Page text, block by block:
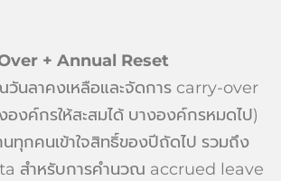
+ Annual Reset
นลาคงเหลือและจัดการ carry-over
งค์กรให้สะสมได้ บางองค์กรหมดไป)
ทุกคนเข้าใจสิทธิ์ของปีถัดไป รวมถึง
สำหรับการคำนวณ accrued leave